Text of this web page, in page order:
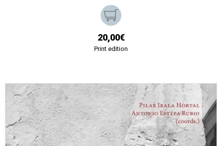
20,00€
Print edition